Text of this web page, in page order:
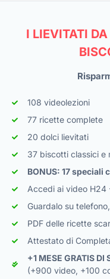
I LIEVITATI
108 videolezioni
77 ricette complete
20 dolci lievitati
37 biscotti classici e
BONUS: 17 speciali
Accedi ai video H24
Guardalo su
PDF delle ricette
Attestato di
+1 MESE GRATIS DI
(+900 video, +100